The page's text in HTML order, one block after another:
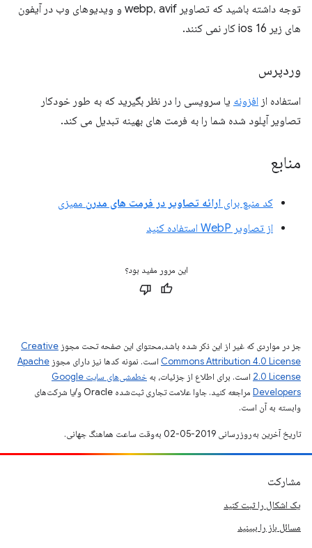
توجه داشته باشید که تصاویر webp، avif و ویدیوهای وب در آیفون
های زیر ios 16 کار نمی کنند.
وردپرس
استفاده از افزونه یا سرویسی را در نظر بگیرید که به طور خودکار
تصاویر آپلود شده شما را به فرمت های بهینه تبدیل می کند.
منابع
کد منبع برای ارائه تصاویر در فرمت های مدرن ممیزی
از تصاویر WebP استفاده کنید
این مرور مفید بود؟
جز در مواردی که غیر از این ذکر شده باشد،‌محتوای این صفحه تحت مجوز Creative
Commons Attribution 4.0 License است. نمونه کدها نیز دارای مجوز Apache
2.0 License است. برای اطلاع از جزئیات، به
خطمشی‌های سایت Google
Developers‏
مراجعه کنید. جاوا علامت تجاری ثبت‌شده Oracle و/یا شرکت‌های
وابسته به آن است.
تاریخ آخرین به‌روزرسانی 2019-05-02 به‌وقت ساعت هماهنگ جهانی.
مشارکت
یک اشکال را ثبت کنید
مسائل باز را ببینید